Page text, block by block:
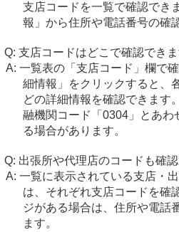
支店コードを一覧で確認でき
報」から住所や電話番号の確
支店コードはどこで確認できま
一覧表の「支店コード」欄で
細情報」をクリックすると、
どの詳細情報を確認できます
融機関コード「0304」とあわ
る場合があります。
出張所や代理店のコードも確
一覧に表示されている支店・
は、それぞれ支店コードを確
ジがある場合は、住所や電話
ます。